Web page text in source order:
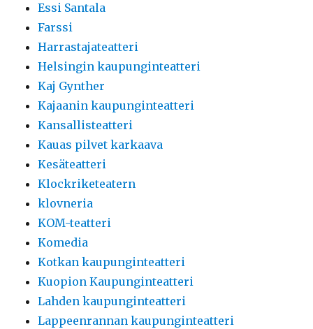
Essi Santala
Farssi
Harrastajateatteri
Helsingin kaupunginteatteri
Kaj Gynther
Kajaanin kaupunginteatteri
Kansallisteatteri
Kauas pilvet karkaava
Kesäteatteri
Klockriketeatern
klovneria
KOM-teatteri
Komedia
Kotkan kaupunginteatteri
Kuopion Kaupunginteatteri
Lahden kaupunginteatteri
Lappeenrannan kaupunginteatteri